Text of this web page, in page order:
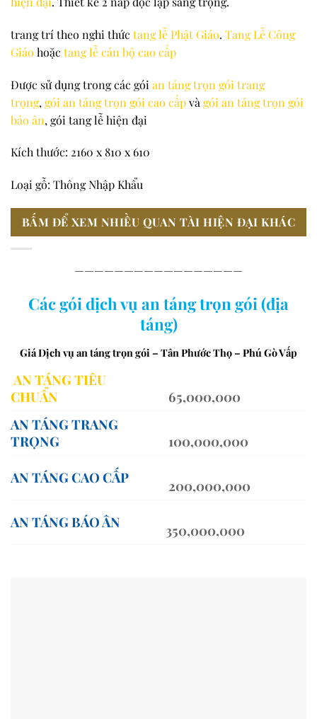
trang trí theo nghi thức tang lễ Phật Giáo. Tang Lễ Công
Giáo hoặc tang lễ cán bộ cao cấp
Được sử dụng trong các gói an táng trọn gói trang
trọng, gói an táng trọn gói cao cấpvà gói an táng trọn gói
báo ân, gói tang lễ hiện đại
Kích thước: 2160 x 810 x 610
Loại gỗ: Thông Nhập Khẩu
BẤM ĐỂ XEM NHIỀU QUAN TÀI HIỆN ĐẠI KHÁC
—————————————————
Các gói dịch vụ an táng trọn gói (địa
táng)
Giá Dịch vụ an táng trọn gói – Tân Phước Thọ – Phú Gò Vấp
AN TÁNG TIÊU
CHUẨN
65,000,000
AN TÁNG TRANG
TRỌNG
100,000,000
AN TÁNG CAO CẤP 200,000,000
AN TÁNG BÁO ÂN 350,000,000